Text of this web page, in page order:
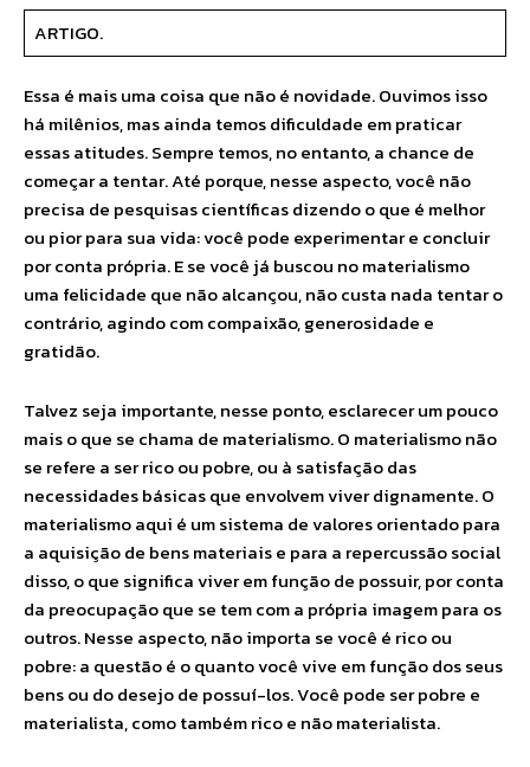
ARTIGO.
Essa é mais uma coisa que não é novidade. Ouvimos isso
há milênios, mas ainda temos dificuldade em praticar
essas atitudes. Sempre temos, no entanto, a chance de
começar a tentar. Até porque, nesse aspecto, você não
precisa de pesquisas científicas dizendo o que é melhor
ou pior para sua vida: você pode experimentar e concluir
por conta própria. E se você já buscou no materialismo
uma felicidade que não alcançou, não custa nada tentar o
contrário, agindo com compaixão, generosidade e
gratidão.
Talvez seja importante, nesse ponto, esclarecer um pouco
mais o que se chama de materialismo. O materialismo não
se refere a ser rico ou pobre, ou à satisfação das
necessidades básicas que envolvem viver dignamente. O
materialismo aqui é um sistema de valores orientado para
a aquisição de bens materiais e para a repercussão social
disso, o que significa viver em função de possuir, por conta
da preocupação que se tem com a própria imagem para os
outros. Nesse aspecto, não importa se você é rico ou
pobre: a questão é o quanto você vive em função dos seus
bens ou do desejo de possuí-los. Você pode ser pobre e
materialista, como também rico e não materialista.